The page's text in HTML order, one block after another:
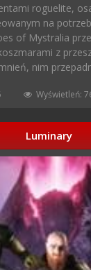
roguelite,
na
of Mystralia
z
nim
Wyświetleń:
Luminary